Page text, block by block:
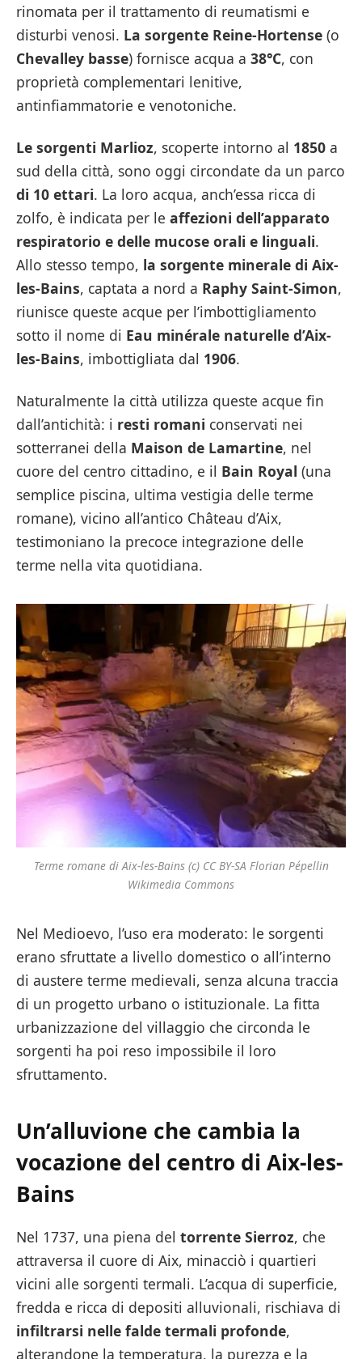
rinomata per il trattamento di reumatismi e
disturbi venosi. La sorgente Reine-Hortense (o
Chevalley basse) fornisce acqua a 38°C, con
proprietà complementari lenitive,
antinfiammatorie e venotoniche.
Le sorgenti Marlioz, scoperte intorno al 1850 a
sud della città, sono oggi circondate da un parco
di 10 ettari. La loro acqua, anch’essa ricca di
zolfo, è indicata per le affezioni dell’apparato
respiratorio e delle mucose orali e linguali.
Allo stesso tempo, la sorgente minerale di Aix-
les-Bains, captata a nord a Raphy Saint-Simon,
riunisce queste acque per l’imbottigliamento
sotto il nome di Eau minérale naturelle d’Aix-
les-Bains, imbottigliata dal 1906.
Naturalmente la città utilizza queste acque fin
dall’antichità: i resti romani conservati nei
sotterranei della Maison de Lamartine, nel
cuore del centro cittadino, e il Bain Royal (una
semplice piscina, ultima vestigia delle terme
romane), vicino all’antico Château d’Aix,
testimoniano la precoce integrazione delle
terme nella vita quotidiana.
Terme romane di Aix-les-Bains (c) CC BY-SA Florian Pépellin
Wikimedia Commons
Nel Medioevo, l’uso era moderato: le sorgenti
erano sfruttate a livello domestico o all’interno
di austere terme medievali, senza alcuna traccia
di un progetto urbano o istituzionale. La fitta
urbanizzazione del villaggio che circonda le
sorgenti ha poi reso impossibile il loro
sfruttamento.
Un’alluvione che cambia la
vocazione del centro di Aix-les-
Bains
Nel 1737, una piena del torrente Sierroz, che
attraversa il cuore di Aix, minacciò i quartieri
vicini alle sorgenti termali. L’acqua di superficie,
fredda e ricca di depositi alluvionali, rischiava di
infiltrarsi nelle falde termali profonde,
alterandone la temperatura, la purezza e la